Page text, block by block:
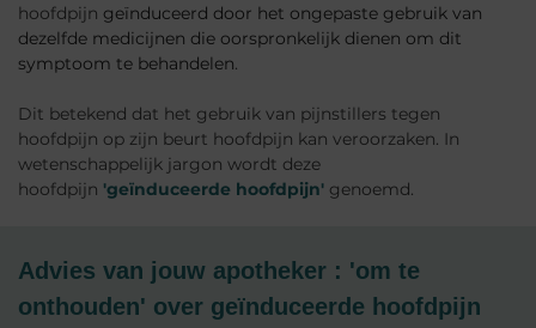
hoofdpijn geïnduceerd door het ongepaste gebruik van
dezelfde medicijnen die oorspronkelijk dienen om dit
symptoom te behandelen.
Dit betekend dat het gebruik van pijnstillers tegen
hoofdpijn op zijn beurt hoofdpijn kan veroorzaken. In
wetenschappelijk jargon wordt deze
hoofdpijn 'geïnduceerde hoofdpijn' genoemd.
Advies van jouw apotheker : 'om te
onthouden' over geïnduceerde hoofdpijn